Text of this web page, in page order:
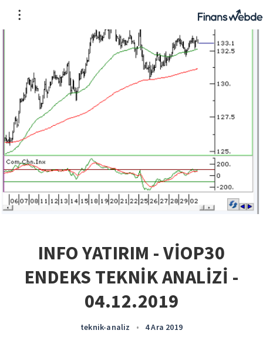
INFO YATIRIM - VİOP30
ENDEKS TEKNİK ANALİZİ -
04.12.2019
teknik-analiz • 4 Ara 2019